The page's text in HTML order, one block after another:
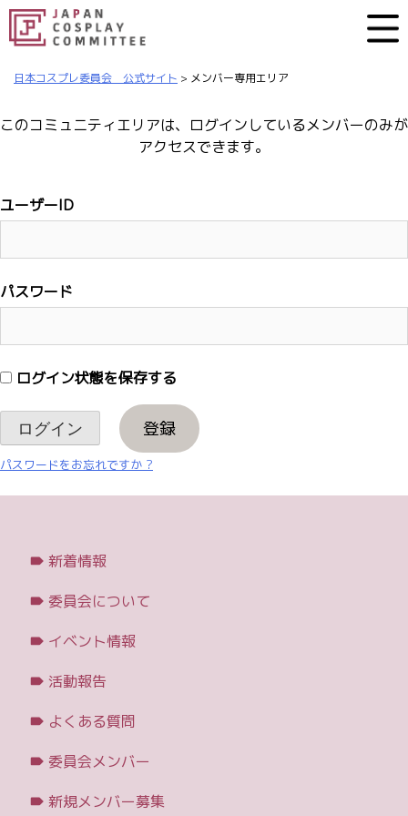
日本コスプレ委員会 公式サイト > メンバー専用エリア
このコミュニティエリアは、ログインしているメンバーのみが
アクセスできます。
ユーザーID
パスワード
ログイン状態を保存する
登録
パスワードをお忘れですか ?
新着情報
委員会について
イベント情報
活動報告
よくある質問
委員会メンバー
新規メンバー募集